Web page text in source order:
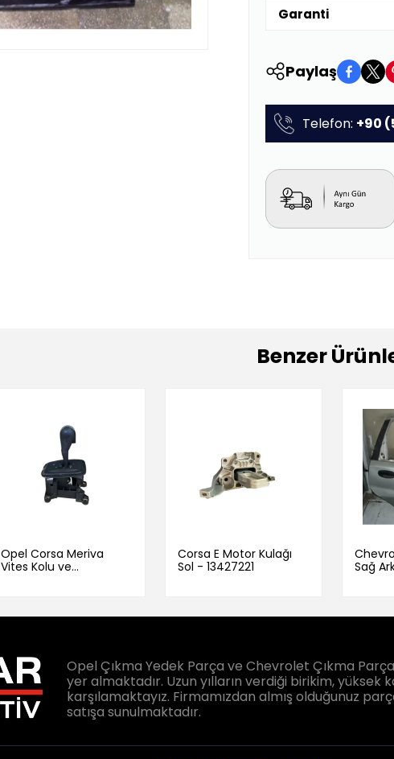
Garanti
Paylaş
Telefon: +90
Benzer
Opel Corsa Meriva
Vites Kolu ve
Corsa E Motor Kulağı
Sol - 13427221
Sağ
Opel Çıkma Yedek Parça ve Chevrolet Çıkma
yer almaktadır. Uzun yılların verdiği birikim, yüksek
karşılamaktayız. Firmamızdan almış olduğunuz
satışa sunulmaktadır.